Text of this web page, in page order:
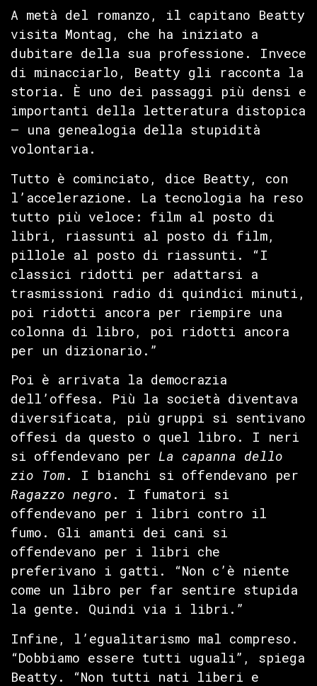
A metà del romanzo, il capitano Beatty
visita Montag, che ha iniziato a
dubitare della sua professione. Invece
di minacciarlo, Beatty gli racconta la
storia. È uno dei passaggi più densi e
importanti della letteratura distopica
— una genealogia della stupidità
volontaria.
Tutto è cominciato, dice Beatty, con
l’accelerazione. La tecnologia ha reso
tutto più veloce: film al posto di
libri, riassunti al posto di film,
pillole al posto di riassunti. “I
classici ridotti per adattarsi a
trasmissioni radio di quindici minuti,
poi ridotti ancora per riempire una
colonna di libro, poi ridotti ancora
per un dizionario.”
Poi è arrivata la democrazia
dell’offesa. Più la società diventava
diversificata, più gruppi si sentivano
offesi da questo o quel libro. I neri
si offendevano per La capanna dello
zio Tom . I bianchi si offendevano per
Ragazzo negro . I fumatori si
offendevano per i libri contro il
fumo. Gli amanti dei cani si
offendevano per i libri che
preferivano i gatti. “Non c’è niente
come un libro per far sentire stupida
la gente. Quindi via i libri.”
Infine, l’egualitarismo mal compreso.
“Dobbiamo essere tutti uguali”, spiega
Beatty. “Non tutti nati liberi e